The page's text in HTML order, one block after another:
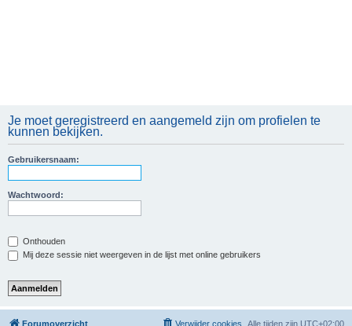
Je moet geregistreerd en aangemeld zijn om profielen te
kunnen bekijken.
Gebruikersnaam:
Wachtwoord:
Onthouden
Mij deze sessie niet weergeven in de lijst met online gebruikers
Forumoverzicht Alle tijden zijn UTC+02:00
Verwijder cookies